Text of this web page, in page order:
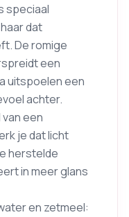
speciaal
dat
De romige
een
uitspoelen een
achter.
een
je dat licht
herstelde
in meer glans
en zetmeel: